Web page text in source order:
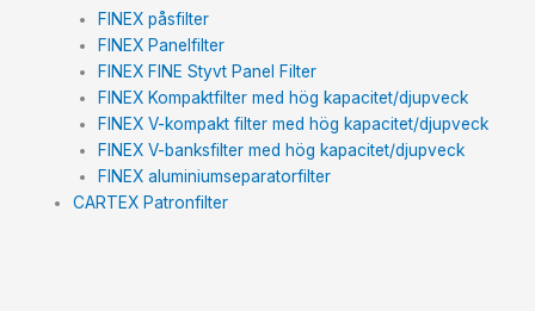
FINEX påsfilter
FINEX Panelfilter
FINEX FINE Styvt Panel Filter
FINEX Kompaktfilter med hög kapacitet/djupveck
FINEX V-kompakt filter med hög kapacitet/djupveck
FINEX V-banksfilter med hög kapacitet/djupveck
FINEX aluminiumseparatorfilter
CARTEX Patronfilter